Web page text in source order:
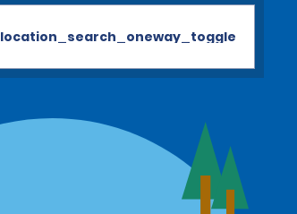
location_search_oneway_toggle